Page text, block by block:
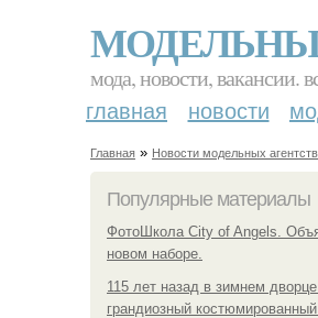
мода, новости, вакансии.
главная новости
Главная » Новости модельных агентств
Популярные материалы
ФотоШкола City of Angels.
новом наборе.
115 лет назад в зимнем
грандиозный костюмированный